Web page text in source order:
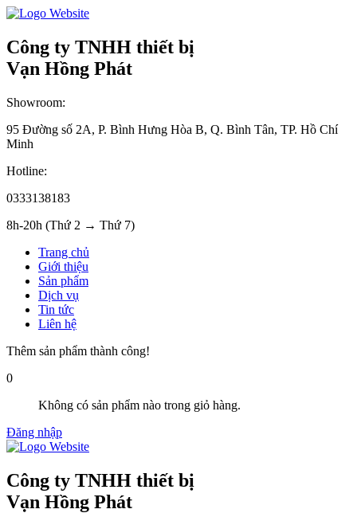
Công ty TNHH thiết bị
Vạn Hồng Phát
Showroom:
95 Đường số 2A, P. Bình Hưng Hòa B, Q. Bình Tân, TP. Hồ Chí
Minh
Hotline:
0333138183
8h-20h (Thứ 2 → Thứ 7)
Trang chủ
Giới thiệu
Sản phẩm
Dịch vụ
Tin tức
Liên hệ
Thêm sản phẩm thành công!
0
Không có sản phẩm nào trong giỏ hàng.
Đăng nhập
Công ty TNHH thiết bị
Vạn Hồng Phát